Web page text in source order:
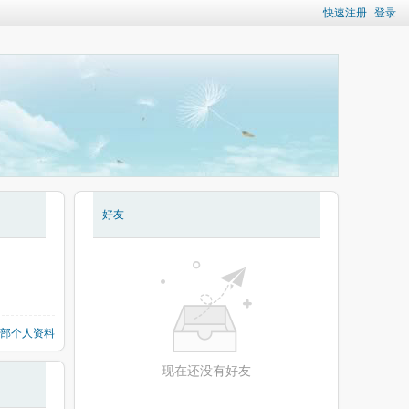
快速注册 登录
个人资料
好友
现在还没有好友